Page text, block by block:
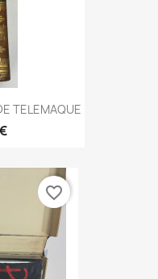
TELEMAQUE
favorite_border